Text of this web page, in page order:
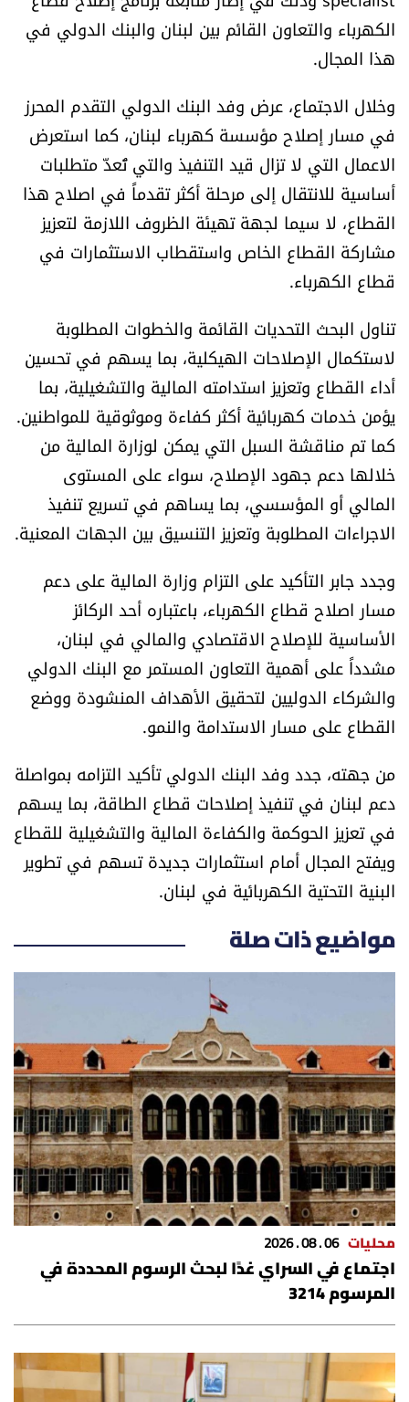
الكهرباء والتعاون القائم بين لبنان والبنك الدولي في
هذا المجال.
وخلال الاجتماع، عرض وفد البنك الدولي التقدم المحرز
في مسار إصلاح مؤسسة كهرباء لبنان، كما استعرض
الاعمال التي لا تزال قيد التنفيذ والتي تُعدّ متطلبات
أساسية للانتقال إلى مرحلة أكثر تقدماً في اصلاح هذا
القطاع، لا سيما لجهة تهيئة الظروف اللازمة لتعزيز
مشاركة القطاع الخاص واستقطاب الاستثمارات في
قطاع الكهرباء.
تناول البحث التحديات القائمة والخطوات المطلوبة
لاستكمال الإصلاحات الهيكلية، بما يسهم في تحسين
أداء القطاع وتعزيز استدامته المالية والتشغيلية، بما
يؤمن خدمات كهربائية أكثر كفاءة وموثوقية للمواطنين.
كما تم مناقشة السبل التي يمكن لوزارة المالية من
خلالها دعم جهود الإصلاح، سواء على المستوى
المالي أو المؤسسي، بما يساهم في تسريع تنفيذ
الاجراءات المطلوبة وتعزيز التنسيق بين الجهات المعنية.
وجدد جابر التأكيد على التزام وزارة المالية على دعم
مسار اصلاح قطاع الكهرباء، باعتباره أحد الركائز
الأساسية للإصلاح الاقتصادي والمالي في لبنان،
مشدداً على أهمية التعاون المستمر مع البنك الدولي
والشركاء الدوليين لتحقيق الأهداف المنشودة ووضع
القطاع على مسار الاستدامة والنمو.
من جهته، جدد وفد البنك الدولي تأكيد التزامه بمواصلة
دعم لبنان في تنفيذ إصلاحات قطاع الطاقة، بما يسهم
في تعزيز الحوكمة والكفاءة المالية والتشغيلية للقطاع
ويفتح المجال أمام استثمارات جديدة تسهم في تطوير
البنية التحتية الكهربائية في لبنان.
مواضيع ذات صلة
محليات 06 . 08 . 2026
اجتماع في السراي غدًا لبحث الرسوم المحددة في
المرسوم 3214